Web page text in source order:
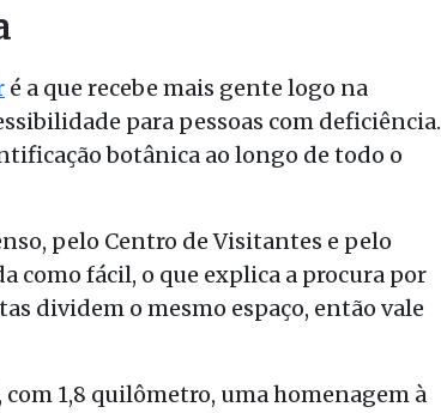
é a que recebe mais gente logo na
para pessoas com deficiência.
botânica ao longo de todo o
pelo Centro de Visitantes e pelo
como fácil, o que explica a procura por
dividem o mesmo espaço, então vale
1,8 quilômetro, uma homenagem à